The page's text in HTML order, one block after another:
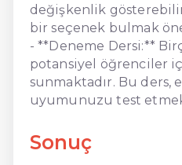
değişkenlik
bir seçenek bulmak
- **Deneme Dersi:**
potansiyel öğrenciler
sunmaktadır. Bu ders,
uyumunuzu test
Sonuç